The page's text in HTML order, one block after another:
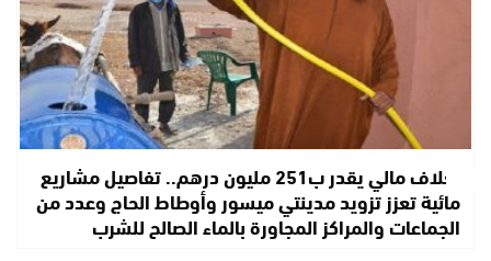
بغلاف مالي يقدر ب251 مليون درهم.. تفاصيل مشاريع
مائية تعزز تزويد مدينتي ميسور وأوطاط الحاج وعدد من
الجماعات والمراكز المجاورة بالماء الصالح للشرب